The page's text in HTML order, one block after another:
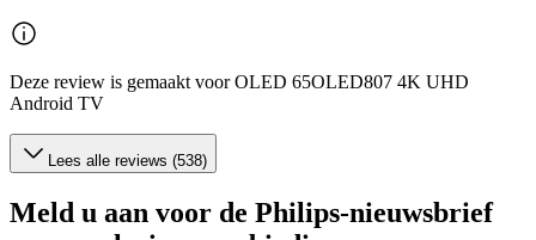
Deze review is gemaakt voor OLED 65OLED807 4K UHD
Android TV
Lees alle reviews (538)
Meld u aan voor de Philips-nieuwsbrief